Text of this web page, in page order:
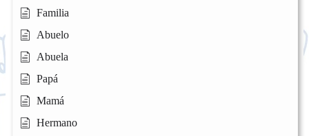
Familia
Abuelo
Abuela
Papá
Mamá
Hermano